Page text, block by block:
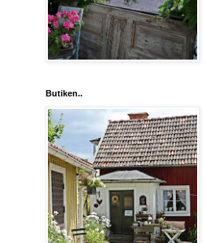
Butiken..